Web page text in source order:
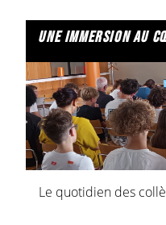
une immersion au
Le quotidien des